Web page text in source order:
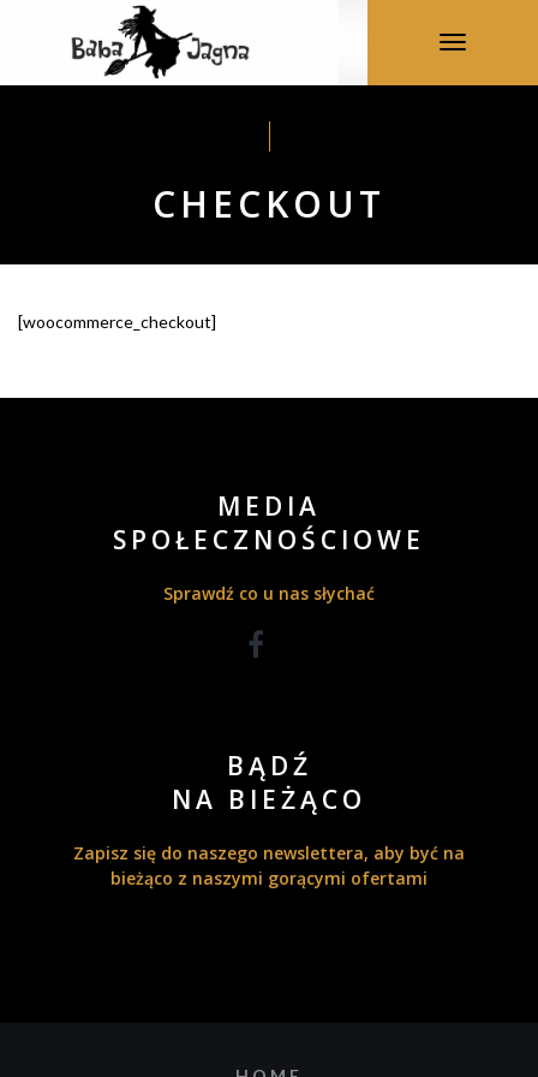
Toggle
CHECKOUT
[woocommerce_checkout]
MEDIA
SPOŁECZNOŚCIOWE
Sprawdź co u nas słychać
BĄDŹ
NA BIEŻĄCO
Zapisz się do naszego newslettera, aby być na
bieżąco z naszymi gorącymi ofertami